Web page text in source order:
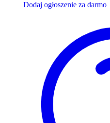
Dodaj ogłoszenie za darmo